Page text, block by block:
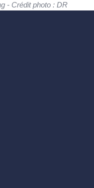
- Crédit photo : DR